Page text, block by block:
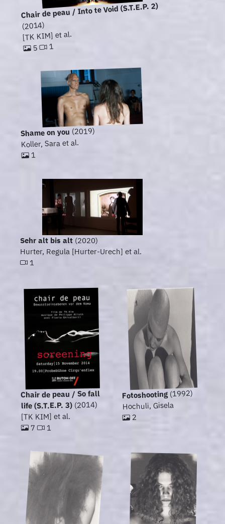
Chair de peau / Into te Void (S.T.E.P. 2)
(2014)
[TK KIM] et al.
5 1
Shame on you (2019)
Koller, Sara et al.
1
Sehr alt bis alt (2020)
Hurter, Regula [Hurter-Urech] et al.
1
Chair de peau / So fall
life (S.T.E.P. 3)(2014)
[TK KIM] et al.
7 1
Fotoshooting(1992)
Hochuli, Gisela
2